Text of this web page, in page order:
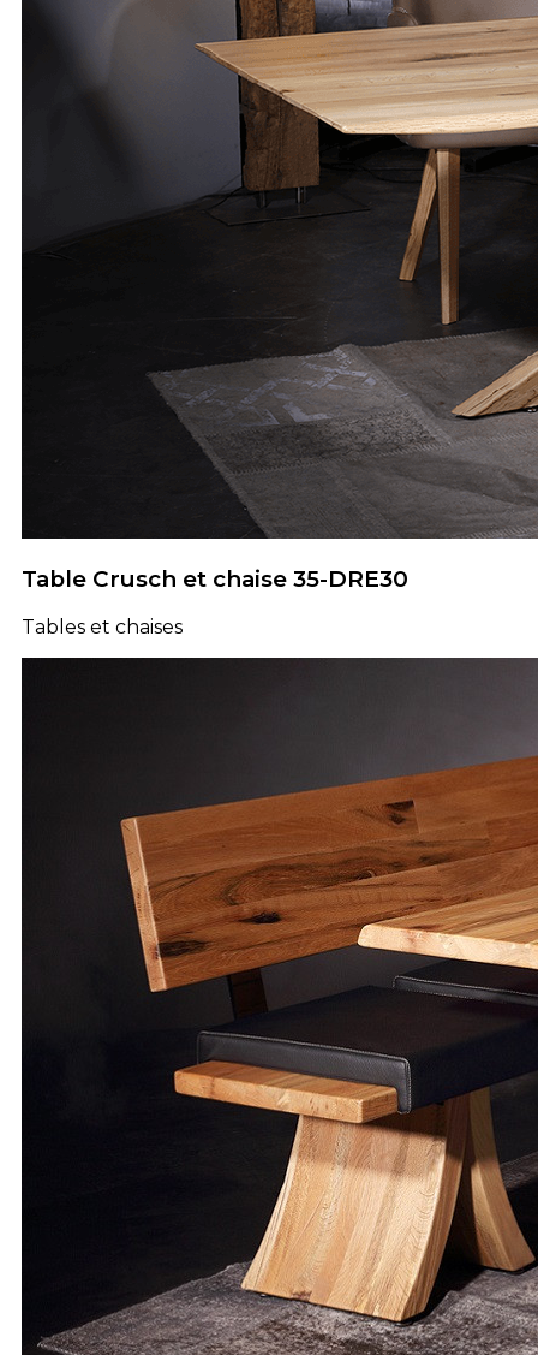
Table Crusch et chaise 35-DRE30
Tables et chaises